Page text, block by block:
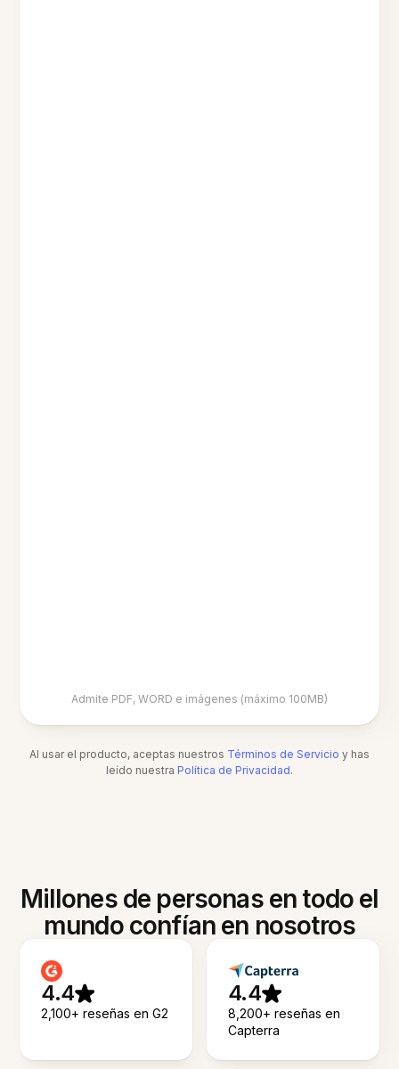
Admite PDF, WORD e imágenes (máximo 100MB)
Al usar el producto, aceptas nuestros Términos de Servicio y has
leído nuestra Política de Privacidad.
Millones de personas en todo el
mundo confían en nosotros
4.4
2,100+ reseñas en G2
4.4
8,200+ reseñas en
Capterra